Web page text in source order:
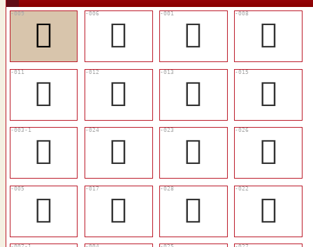
󵍇 󵍄 𠧘
󵍆
󵍈
󵍉 󵍊
󵍋
𠧺
󵍏 𡨊
󵍑
󵍃
󵍌 󵍓
󵍎